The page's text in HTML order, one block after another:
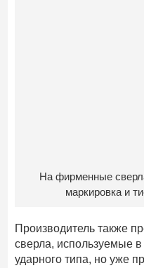
На фирменные
маркировка и
Производитель также
сверла, используемые
ударного типа, но уже